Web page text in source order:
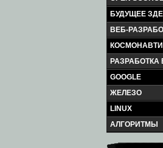
БУДУЩЕЕ
ВЕБ-
РАЗРАБОТКА
GOOGLE
ЖЕЛЕЗО
LINUX
АЛГОРИТМЫ